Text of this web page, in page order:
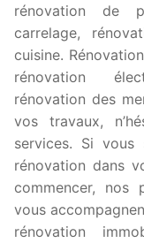
rénovation de
carrelage,
cuisine.
rénovation
rénovation des
vos travaux,
services. Si vous
rénovation dans
commencer, nos
vous
rénovation